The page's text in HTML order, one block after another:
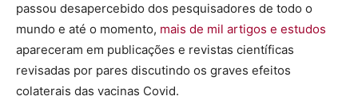
passou desapercebido dos pesquisadores de todo o
mundo e até o momento, mais de mil artigos e estudos
apareceram em publicações e revistas científicas
revisadas por pares discutindo os graves efeitos
colaterais das vacinas Covid.